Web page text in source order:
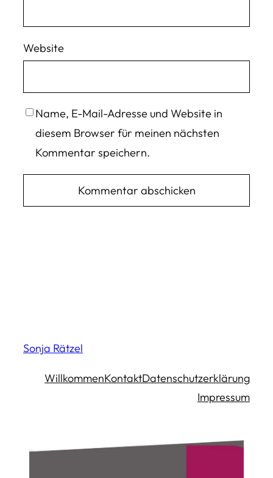
Website
Name, E-Mail-Adresse und Website in
diesem Browser für meinen nächsten
Kommentar speichern.
Sonja Rätzel
WillkommenKontaktDatenschutzerklärung
Impressum